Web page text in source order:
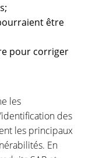
être
pour corriger
les
des
les principaux
En